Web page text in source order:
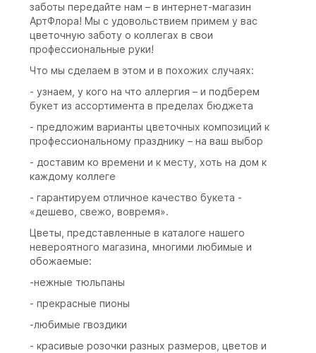
заботы передайте нам – в интернет-магазин
АртФлора! Мы с удовольствием примем у вас
цветочную заботу о коллегах в свои
профессиональные руки!
Что мы сделаем в этом и в похожих случаях:
- узнаем, у кого на что аллергия – и подберем
букет из ассортимента в пределах бюджета
- предложим варианты цветочных композиций к
профессиональному празднику – на ваш выбор
- доставим ко времени и к месту, хоть на дом к
каждому коллеге
- гарантируем отличное качество букета -
«дешево, свежо, вовремя».
Цветы, представленные в каталоге нашего
невероятного магазина, многими любимые и
обожаемые:
-нежные тюльпаны
- прекрасные пионы
-любимые гвоздики
- красивые розочки разных размеров, цветов и